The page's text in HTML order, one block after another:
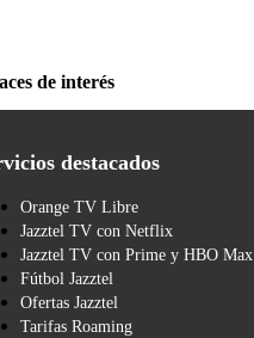
de interés
destacados
Orange TV Libre
Jazztel TV con Netflix
Jazztel TV con Prime y HBO Max
Fútbol Jazztel
Ofertas Jazztel
Tarifas Roaming